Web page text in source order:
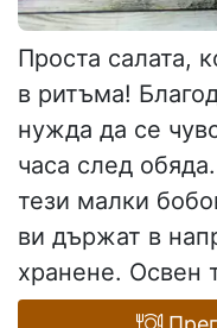
Проста салата,
в ритъма!
нужда да се
часа след
тези малки
ви държат в
хранене. Освен